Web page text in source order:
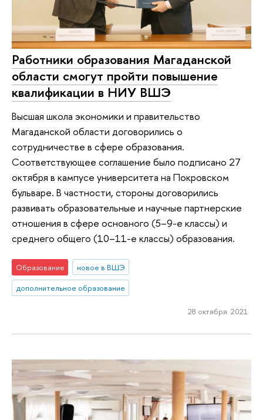
Работники образования Магаданской
области смогут пройти повышение
квалификации в НИУ ВШЭ
Высшая школа экономики и правительство
Магаданской области договорились о
сотрудничестве в сфере образования.
Соответствующее соглашение было подписано 27
октября в кампусе университета на Покровском
бульваре. В частности, стороны договорились
развивать образовательные и научные партнерские
отношения в сфере основного (5–9-е классы) и
среднего общего (10–11-е классы) образования.
Образование
новое в ВШЭ
дополнительное образование
28 октября 2021